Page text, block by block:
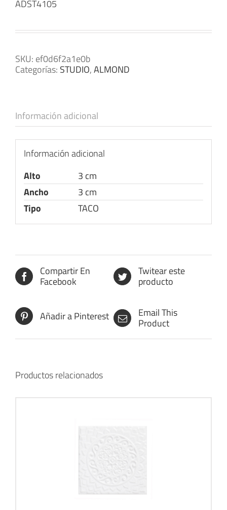
ADST4105
SKU: ef0d6f2a1e0b
Categorías: STUDIO,ALMOND
Información adicional
Información adicional
Alto
3 cm
Ancho
3 cm
Tipo
TACO
Compartir En
Facebook
Twitear este
producto
Añadir a Pinterest Email This
Product
Productos relacionados